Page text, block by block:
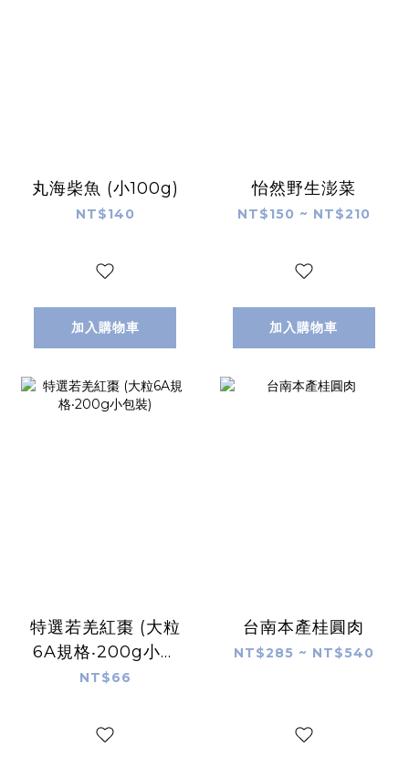
丸海柴魚 (小100g)
NT$140
加入購物車
怡然野生澎菜
NT$150 ~ NT$210
加入購物車
特選若羌紅棗 (大粒
6A規格‧200g小包
裝)
NT$66
台南本產桂圓肉
NT$285 ~ NT$540